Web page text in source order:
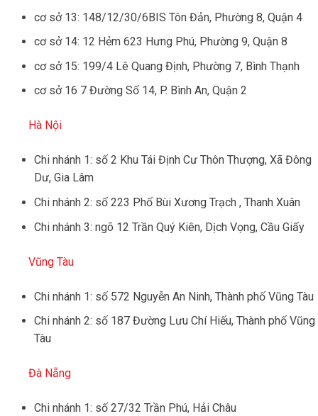
cơ sở 13: 148/12/30/6BIS Tôn Đản, Phường 8, Quận 4
cơ sở 14: 12 Hẻm 623 Hưng Phú, Phường 9, Quận 8
cơ sở 15: 199/4 Lê Quang Định, Phường 7, Bình Thạnh
cơ sở 16 7 Đường Số 14, P. Bình An, Quận 2
Hà Nội
Chi nhánh 1: số 2 Khu Tái Định Cư Thôn Thượng, Xã Đông
Dư, Gia Lâm
Chi nhánh 2: số 223 Phố Bùi Xương Trạch , Thanh Xuân
Chi nhánh 3: ngõ 12 Trần Quý Kiên, Dịch Vọng, Cầu Giấy
Vũng Tàu
Chi nhánh 1: số 572 Nguyễn An Ninh, Thành phố Vũng Tàu
Chi nhánh 2: số 187 Đường Lưu Chí Hiếu, Thành phố Vũng
Tàu
Đà Nẵng
Chi nhánh 1: số 27/32 Trần Phú, Hải Châu